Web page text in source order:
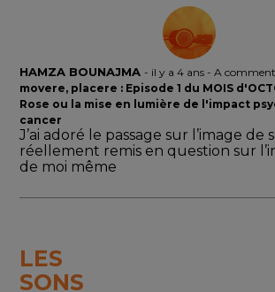
HAMZA BOUNAJMA - il y a 4 ans - A
movere, placere : Episode 1 du MOIS
Rose ou la mise en lumière de l'impact
cancer
J’ai adoré le passage sur l’image de
réellement remis en question sur
de moi même
LES
SONS